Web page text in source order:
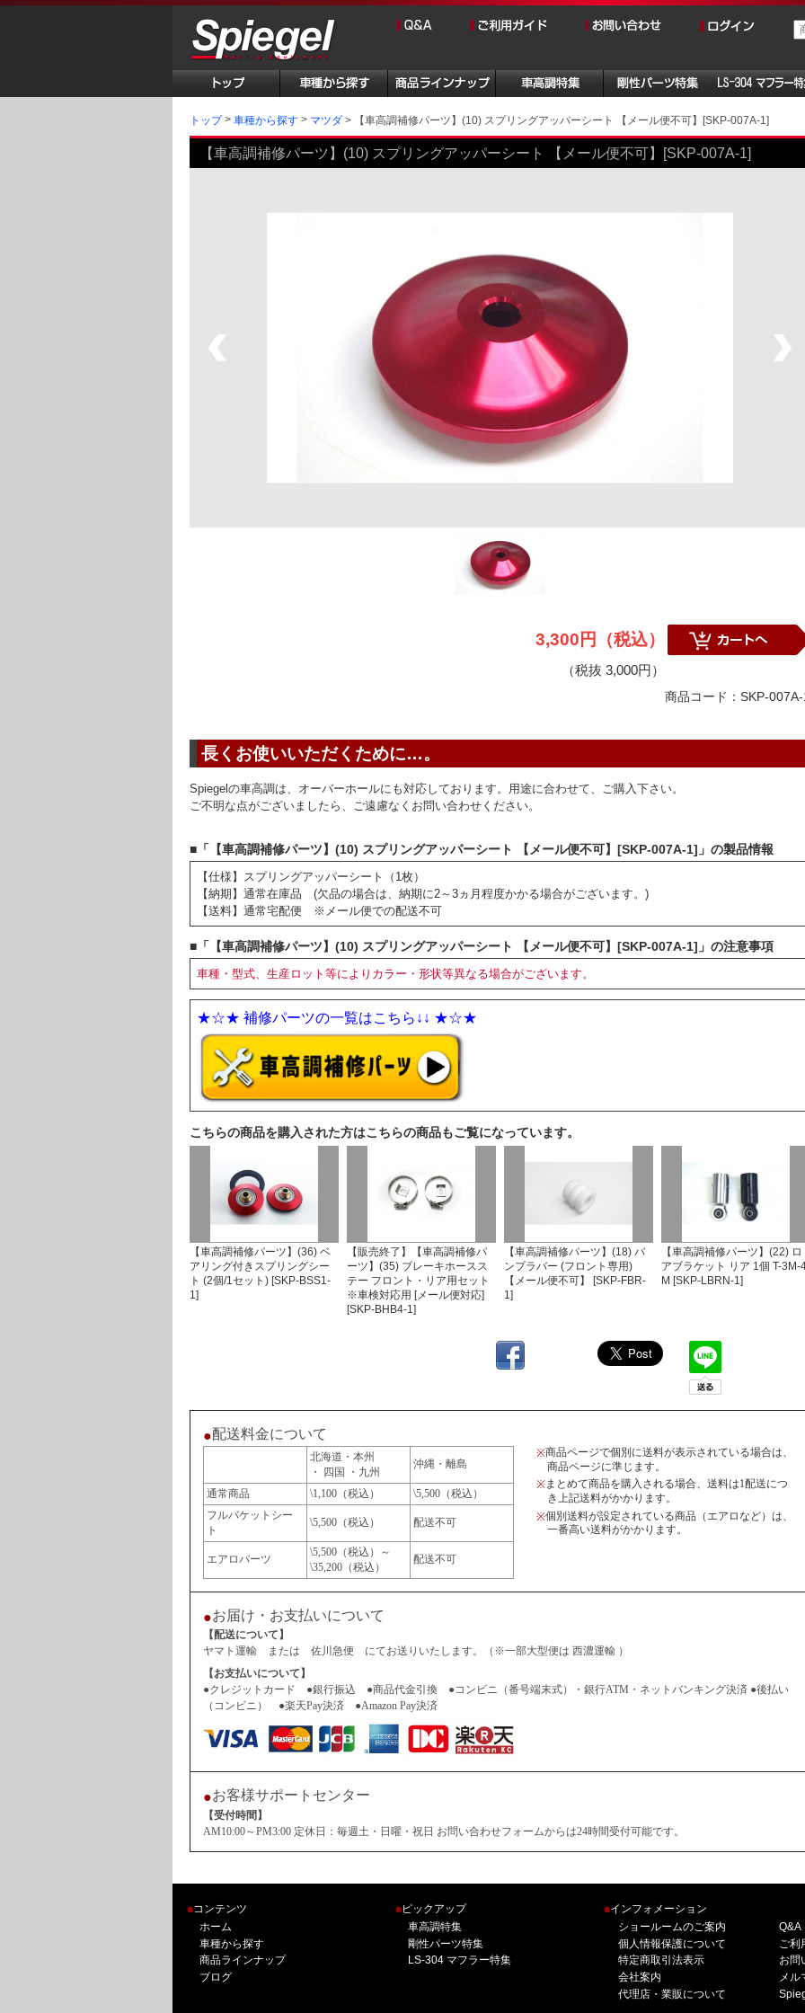
トップ 車種から探す マツダ 【車高調補修パーツ】(10) スプリングアッパーシート 【メール便不可】[SKP-007A-1]
【車高調補修パーツ】(10) スプリングアッパーシート 【メール便不可】[SKP-007A-1]
3,300円（税込）
（税抜 3,000円）
商品コード：SKP-
長くお使いいただくために…。
Spiegelの車高調は、オーバーホールにも対応しております。用途に合わせて、ご購入下さい。
ご不明な点がございましたら、ご遠慮なくお問い合わせください。
■「【車高調補修パーツ】(10) スプリングアッパーシート 【メール便不可】[SKP-007A-1]」の製品情報
【仕様】スプリングアッパーシート（1枚）
【納期】通常在庫品 (欠品の場合は、納期に2～3ヵ月程度かかる場合がございます。)
【送料】通常宅配便 ※メール便での配送不可
■「【車高調補修パーツ】(10) スプリングアッパーシート 【メール便不可】[SKP-007A-1]」の注意事項
車種・型式、生産ロット等によりカラー・形状等異なる場合がございます。
★☆★ 補修パーツの一覧はこちら↓↓ ★☆★
こちらの商品を購入された方はこちらの商品もご覧になっています。
【車高調補修パーツ】(36) ベ
アリング付きスプリングシー
ト (2個/1セット) [SKP-BSS1-
1]
【販売終了】【車高調補修パ
ーツ】(35) ブレーキホースス
テー フロント・リア用セット
※車検対応用 [メール便対応]
[SKP-BHB4-1]
【車高調補修パーツ】(18) バ
ンプラバー (フロント専用)
【メール便不可】 [SKP-FBR-
1]
【車高調補修パーツ】(22) ロ
アブラケット リア 1個 T-3M-
M [SKP-LBRN-1]
●配送料金について
北海道・本州
・ 四国 ・九州
沖縄・離島
通常商品 \1,100（税込）
\5,500（税込）
フルバケットシー
ト
\5,500（税込） 配送不可
エアロパーツ
\5,500（税込）～
\35,200（税込）
配送不可
※商品ページで個別に送料が表示されている場合は、
商品ページに準じます。
※まとめて商品を購入される場合、送料は1配送につ
き上記送料がかかります。
※個別送料が設定されている商品（エアロなど）は、
一番高い送料がかかります。
●お届け・お支払いについて
【配送について】
ヤマト運輸 または 佐川急便 にてお送りいたします。（※一部大型便は 西濃運輸 ）
【お支払いについて】
●クレジットカード ●銀行振込 ●商品代金引換 ●コンビニ（番号端末式）・銀行ATM・ネットバンキング決済 ●後払い
（コンビニ） ●楽天Pay決済 ●Amazon Pay決済
●お客様サポートセンター
【受付時間】
AM10:00～PM3:00 定休日：毎週土・日曜・祝日 お問い合わせフォームからは24時間受付可能です。
■コンテンツ
ホーム
車種から探す
商品ラインナップ
ブログ
■ピックアップ
車高調特集
剛性パーツ特集
LS-304 マフラー特集
■インフォメーション
ショールームのご案内
個人情報保護について
特定商取引法表示
会社案内
代理店・業販について
Q&A
ご利
お問
メル